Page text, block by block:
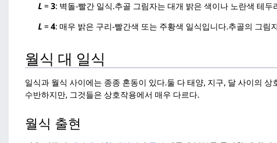
L=3: 벽돌-빨간 일식.추골 그림자는 대개 밝은 색이나 노란색 테두
L=4: 매우 밝은 구리-빨간색 또는 주황색 일식입니다.추골의 그림
월식 대 일식
일식과 월식 사이에는 종종 혼동이 있다.둘 다 태양, 지구, 달 사이의 상
수반하지만, 그것들은 상호작용에서 매우 다르다.
월식 출현